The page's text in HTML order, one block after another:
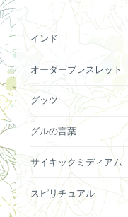
インド
オーダーブレスレット
グッツ
グルの言葉
サイキックミディアム
スピリチュアル